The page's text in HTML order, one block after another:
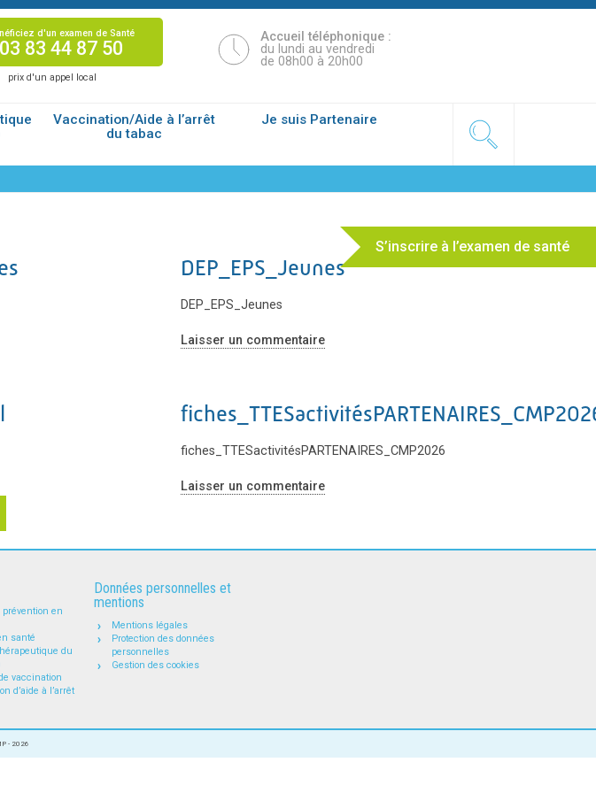
S’inscrire à l’examen de santé
d'un examen de Santé
03 83 44 87 50
prix d'un appel local
Accueil téléphonique :
du lundi au vendredi
de 08h00 à 20h00
Vaccination/Aide à l’arrêt
du tabac
Je suis Partenaire
DEP_EPS_Jeunes
DEP_EPS_Jeunes
Laisser un commentaire
fiches_TTESactivitésPARTENAIRES_CMP2026
Laisser un commentaire
prévention en
santé
du
vaccination
d’aide à l’arrêt
Données personnelles et
mentions
Mentions légales
Protection des données
personnelles
Gestion des cookies
- 2026